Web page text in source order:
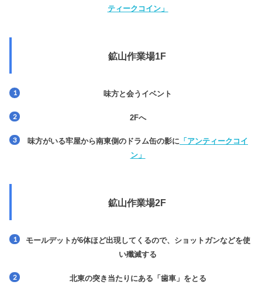
ティークコイン」
鉱山作業場1F
味方と会うイベント
2Fへ
味方がいる牢屋から南東側のドラム缶の影に 「アンティークコイ
ン」
鉱山作業場2F
モールデットが6体ほど出現してくるので、ショットガンなどを使
い殲滅する
北東の突き当たりにある 「歯車」 をとる